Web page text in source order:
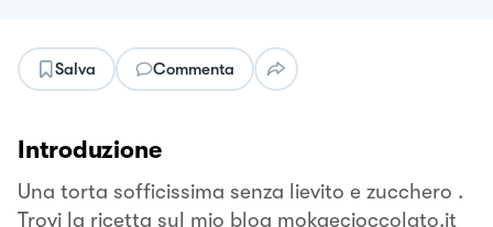
Salva Commenta
Introduzione
Una torta sofficissima senza lievito e zucchero .
Trovi la ricetta sul mio blog mokaecioccolato.it